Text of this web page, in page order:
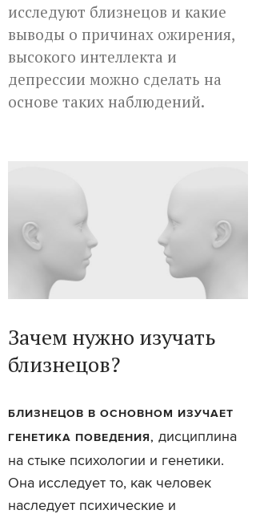
исследуют близнецов и какие
выводы о причинах ожирения,
высокого интеллекта и
депрессии можно сделать на
основе таких наблюдений.
Зачем нужно изучать
близнецов?
БЛИЗНЕЦОВ В ОСНОВНОМ ИЗУЧАЕТ
ГЕНЕТИКА ПОВЕДЕНИЯ, дисциплина
на стыке психологии и генетики.
Она исследует то, как человек
наследует психические и